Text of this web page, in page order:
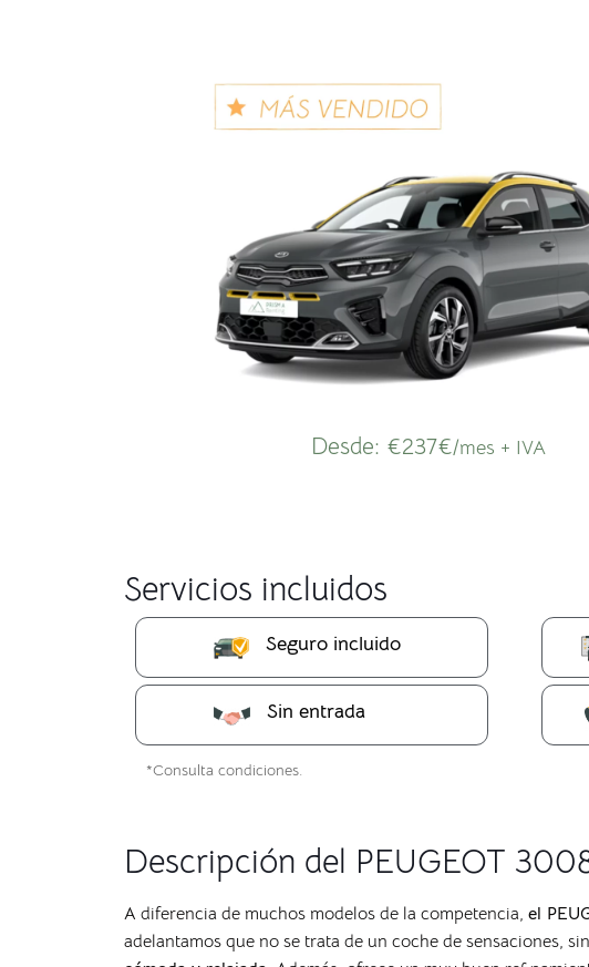
Desde: €237€/mes + IVA
Servicios incluidos
Seguro incluido
Sin entrada
*Consulta condiciones.
Descripción del PEUGEOT
A diferencia de muchos modelos de la competencia, el
adelantamos que no se trata de un coche de sensaciones,